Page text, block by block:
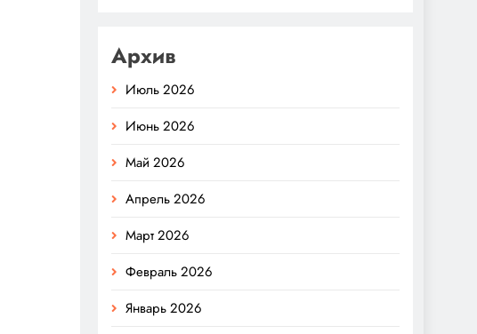
Архив
Июль 2026
Июнь 2026
Май 2026
Апрель 2026
Март 2026
Февраль 2026
Январь 2026